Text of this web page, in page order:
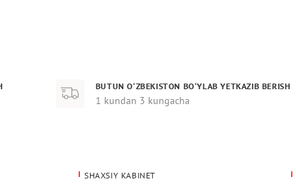
BUTUN O‘ZBEKISTON BO‘YLAB YETKAZIB BERISH
1 kundan 3 kungacha
SHAXSIY KABINET